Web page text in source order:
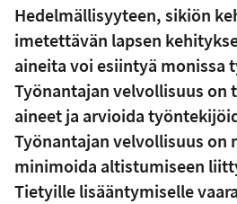
Hedelmällisyyteen, sikiön
imetettävän lapsen
aineita voi esiintyä monissa
Työnantajan velvollisuus on
aineet ja arvioida
Työnantajan velvollisuus on
minimoida altistumiseen
Tietyille lisääntymiselle